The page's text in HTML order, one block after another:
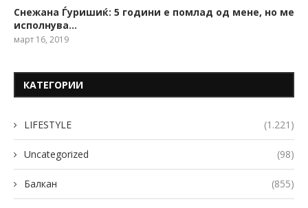
Снежана Ѓуришиќ: 5 години е помлад од мене, но ме
исполнува…
март 16, 2019
КАТЕГОРИИ
LIFESTYLE (1.221)
Uncategorized (98)
Балкан (855)